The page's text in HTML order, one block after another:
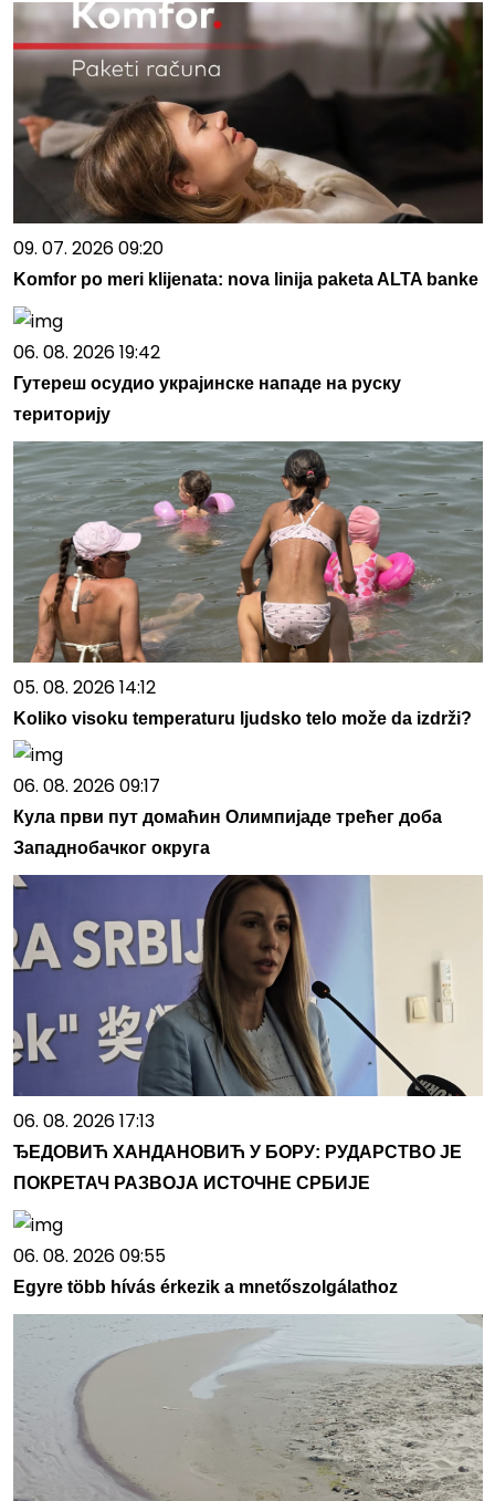
09. 07. 2026 09:20
Komfor po meri klijenata: nova linija paketa ALTA banke
06. 08. 2026 19:42
Гутереш осудио украјинске нападе на руску
територију
05. 08. 2026 14:12
Koliko visoku temperaturu ljudsko telo može da izdrži?
06. 08. 2026 09:17
Кула први пут домаћин Олимпијаде трећег доба
Западнобачког округа
06. 08. 2026 17:13
ЂЕДОВИЋ ХАНДАНОВИЋ У БОРУ: РУДАРСТВО ЈЕ
ПОКРЕТАЧ РАЗВОЈА ИСТОЧНЕ СРБИЈЕ
06. 08. 2026 09:55
Egyre több hívás érkezik a mnetőszolgálathoz